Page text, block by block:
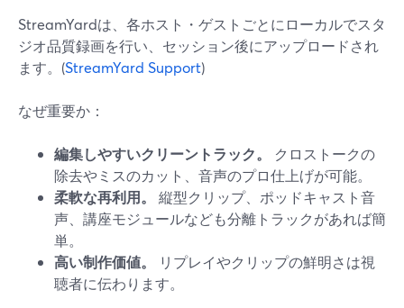
StreamYardは、各ホスト・ゲストごとにローカルでスタ
ジオ品質録画を行い、セッション後にアップロードされ
ます。(StreamYard Support)
なぜ重要か：
編集しやすいクリーントラック。
クロストークの
除去やミスのカット、音声のプロ仕上げが可能。
柔軟な再利用。
縦型クリップ、ポッドキャスト音
声、講座モジュールなども分離トラックがあれば簡
単。
高い制作価値。
リプレイやクリップの鮮明さは視
聴者に伝わります。